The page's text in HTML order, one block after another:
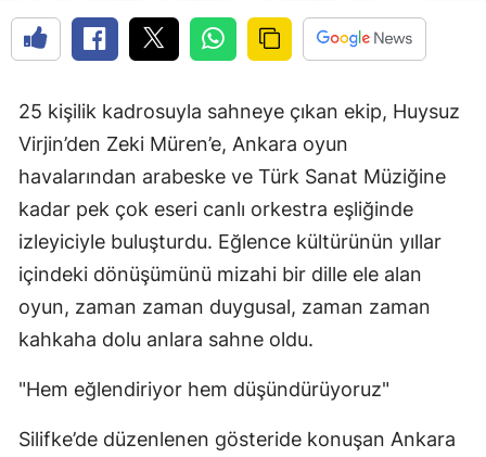
25 kişilik kadrosuyla sahneye çıkan ekip, Huysuz
Virjin’den Zeki Müren’e, Ankara oyun
havalarından arabeske ve Türk Sanat Müziğine
kadar pek çok eseri canlı orkestra eşliğinde
izleyiciyle buluşturdu. Eğlence kültürünün yıllar
içindeki dönüşümünü mizahi bir dille ele alan
oyun, zaman zaman duygusal, zaman zaman
kahkaha dolu anlara sahne oldu.
"Hem eğlendiriyor hem düşündürüyoruz"
Silifke’de düzenlenen gösteride konuşan Ankara